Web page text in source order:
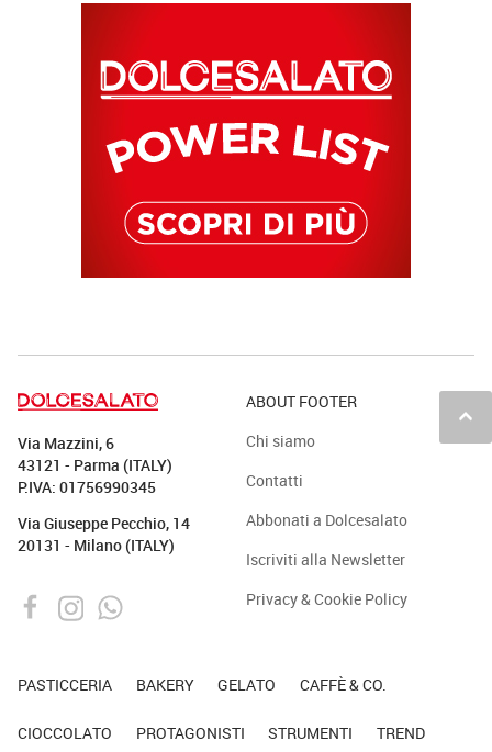
keyboard_arrow_up
Via Mazzini, 6
43121 - Parma (ITALY)
P.IVA: 01756990345
Via Giuseppe Pecchio, 14
20131 - Milano (ITALY)
ABOUT FOOTER
Chi siamo
Contatti
Abbonati a Dolcesalato
Iscriviti alla Newsletter
Privacy & Cookie Policy
PASTICCERIA BAKERY GELATO CAFFÈ & CO.
CIOCCOLATO PROTAGONISTI STRUMENTI TREND